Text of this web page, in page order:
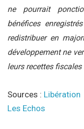
ne pourrait
bénéfices
redistribuer en
développement ne
leurs recettes fiscales
Sources : Libération
Les Echos